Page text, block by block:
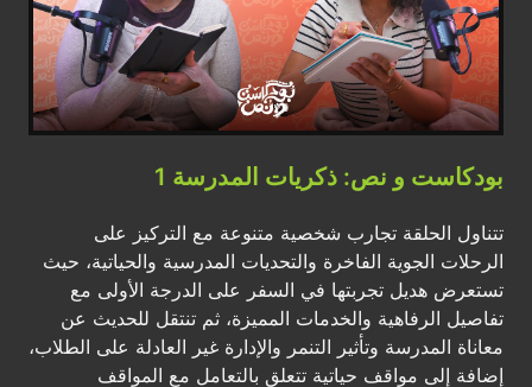
بودكاست و نص: ذكريات المدرسة 1
تتناول الحلقة تجارب شخصية متنوعة مع التركيز على
الرحلات الجوية الفاخرة والتحديات المدرسية والحياتية، حيث
تستعرض هديل تجربتها في السفر على الدرجة الأولى مع
تفاصيل الرفاهية والخدمات المميزة، ثم تنتقل للحديث عن
معاناة المدرسة وتأثير التنمر والإدارة غير العادلة على الطلاب،
إضافة إلى مواقف حياتية تتعلق بالتعامل مع المواقف